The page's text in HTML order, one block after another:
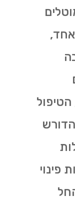
אחד,
פינוי